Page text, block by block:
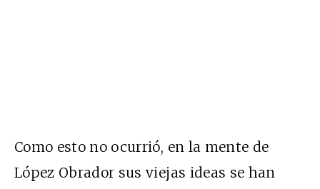
Como esto no ocurrió, en la mente de
López Obrador sus viejas ideas se han